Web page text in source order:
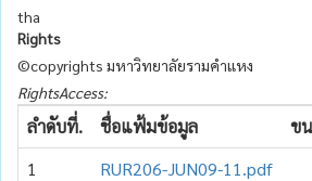
tha
Rights
©copyrights มหาวิทยาลัยรามคำแหง
RightsAccess:
ลำดับที่. ชื่อแฟ้มข้อมูล ข
1
RUR206-JUN09-11.pdf